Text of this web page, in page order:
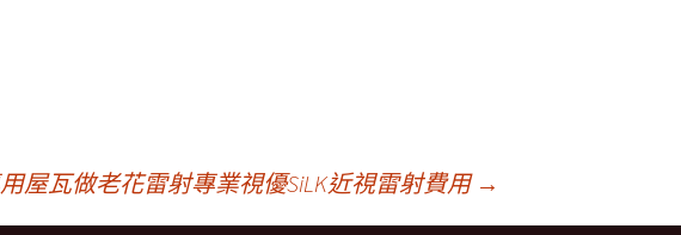
屋瓦做老花雷射專業視優SiLK近視雷射費用 →